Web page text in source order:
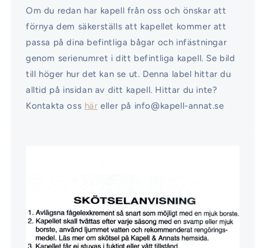
Om du redan har kapell från oss och önskar att
förnya dem säkerställs att kapellet kommer att
passa på dina befintliga bågar och infästningar
genom serienumret i ditt befintliga kapell. Se bild
till höger hur det kan se ut. Denna label hittar du
alltid på insidan av ditt kapell. Hittar du inte?
Kontakta oss här eller på info@kapell-annat.se